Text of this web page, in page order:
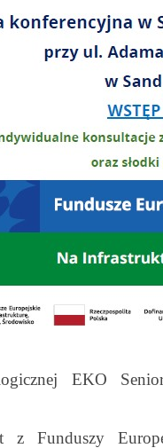
EKO
z Funduszy